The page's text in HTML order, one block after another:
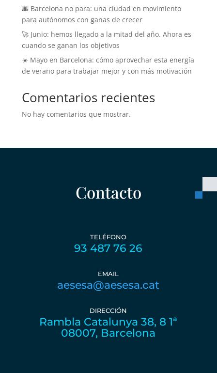
🌆 Barcelona no para: una ciudad en movimiento
para autónomos con ganas de crecer
🚀 Junio: hemos llegado a la mitad del año. Ahora es
cuando se ganan los objetivos
☀️ Mayo en Barcelona: cómo aprovechar esta energía
de verano para trabajar mejor y con más motivación
Comentarios recientes
No hay comentarios que mostrar.
Contacto
TELÉFONO
93 487 76 26
EMAIL
aesesa@aesesa.cat
DIRECCIÓN
Rambla Catalunya 38, 8 1ª
08007, Barcelona